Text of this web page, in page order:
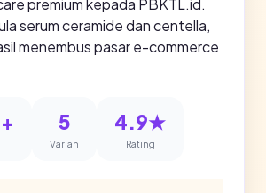
premium kepada PBKTL.id.
serum ceramide dan centella,
menembus pasar e-commerce
5
Varian
4.9★
Rating